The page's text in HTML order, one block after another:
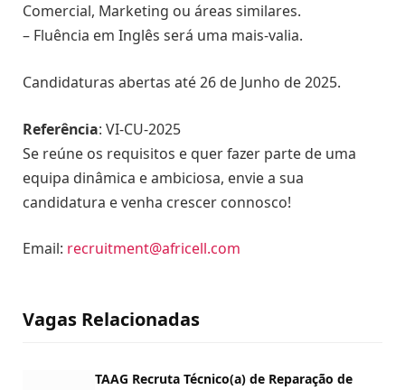
Comercial, Marketing ou áreas similares.
– Fluência em Inglês será uma mais-valia.
Candidaturas abertas até 26 de Junho de 2025.
Referência: VI-CU-2025
Se reúne os requisitos e quer fazer parte de uma
equipa dinâmica e ambiciosa, envie a sua
candidatura e venha crescer connosco!
Email: recruitment@africell.com
Vagas Relacionadas
TAAG Recruta Técnico(a) de Reparação de